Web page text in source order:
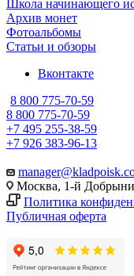
Школа начинающего
Архив монет
Фотоальбомы
Статьи и обзоры
Вконтакте
8 800 775-70-59
8 800 775-70-59
+7 495 255-38-59
+7 926 383-96-13
Москва, 1-й
Политика
Публичная оферта